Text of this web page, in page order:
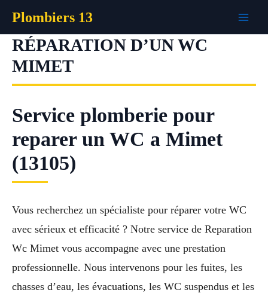
contenu
Plombiers 13
RÉPARATION D’UN WC
MIMET
Service plomberie pour
reparer un WC a Mimet
(13105)
Vous recherchez un spécialiste pour réparer votre WC
avec sérieux et efficacité ? Notre service de Reparation
Wc Mimet vous accompagne avec une prestation
professionnelle. Nous intervenons pour les fuites, les
chasses d’eau, les évacuations, les WC suspendus et les